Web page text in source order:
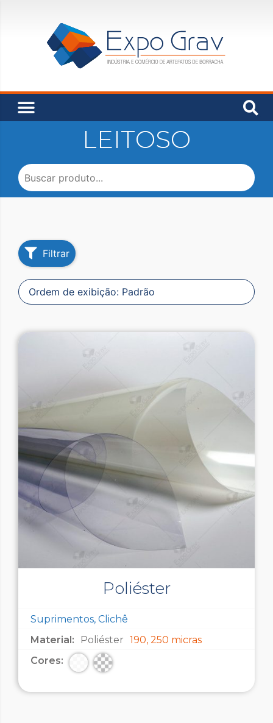
LEITOSO
Filtrar
Poliéster
Suprimentos, Clichê
Material:
Poliéster 190, 250 micras
Cores: